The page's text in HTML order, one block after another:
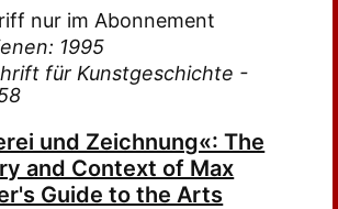
nur im Abonnement
1995
für Kunstgeschichte -
und Zeichnung«: The
and Context of Max
Guide to the Arts